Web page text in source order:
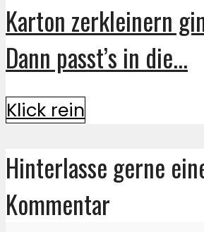
Karton zerkleinern
Dann passt’s in die...
Klick rein
Hinterlasse gerne
Kommentar